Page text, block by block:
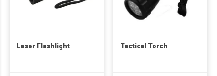
Laser Flashlight Tactical Torch